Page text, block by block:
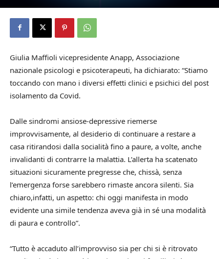
Giulia Maffioli vicepresidente Anapp, Associazione
nazionale psicologi e psicoterapeuti, ha dichiarato: “Stiamo
toccando con mano i diversi effetti clinici e psichici del post
isolamento da Covid.
Dalle sindromi ansiose-depressive riemerse
improvvisamente, al desiderio di continuare a restare a
casa ritirandosi dalla socialità fino a paure, a volte, anche
invalidanti di contrarre la malattia. L’allerta ha scatenato
situazioni sicuramente pregresse che, chissà, senza
l’emergenza forse sarebbero rimaste ancora silenti. Sia
chiaro,infatti, un aspetto: chi oggi manifesta in modo
evidente una simile tendenza aveva già in sé una modalità
di paura e controllo”.
“Tutto è accaduto all’improvviso sia per chi si è ritrovato